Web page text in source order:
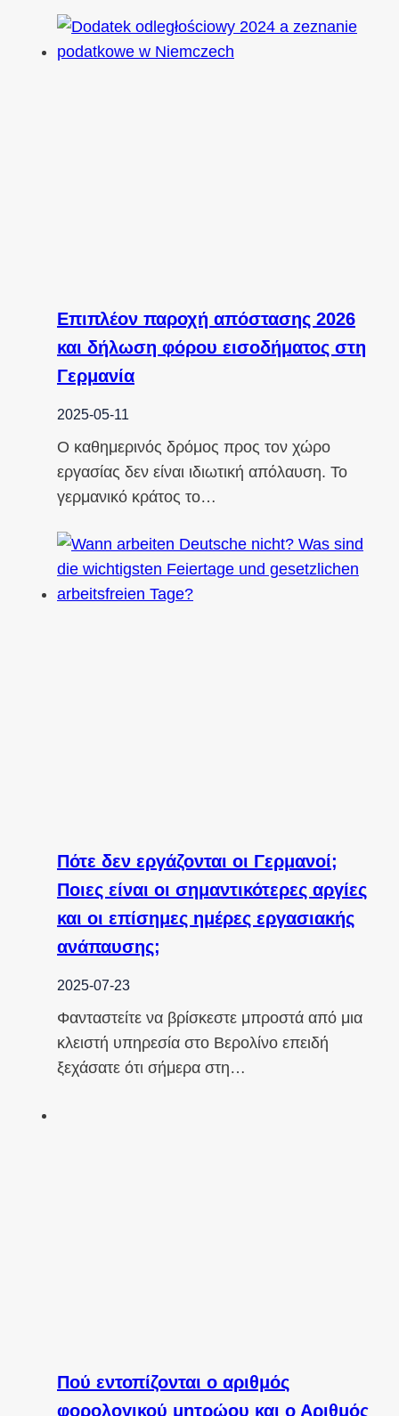
Επιπλέον παροχή απόστασης 2026
και δήλωση φόρου εισοδήματος στη
Γερμανία
2025-05-11
Ο καθημερινός δρόμος προς τον χώρο
εργασίας δεν είναι ιδιωτική απόλαυση. Το
γερμανικό κράτος το…
Πότε δεν εργάζονται οι Γερμανοί;
Ποιες είναι οι σημαντικότερες αργίες
και οι επίσημες ημέρες εργασιακής
ανάπαυσης;
2025-07-23
Φανταστείτε να βρίσκεστε μπροστά από μια
κλειστή υπηρεσία στο Βερολίνο επειδή
ξεχάσατε ότι σήμερα στη…
Πού εντοπίζονται ο αριθμός
φορολογικού μητρώου και ο Αριθμός